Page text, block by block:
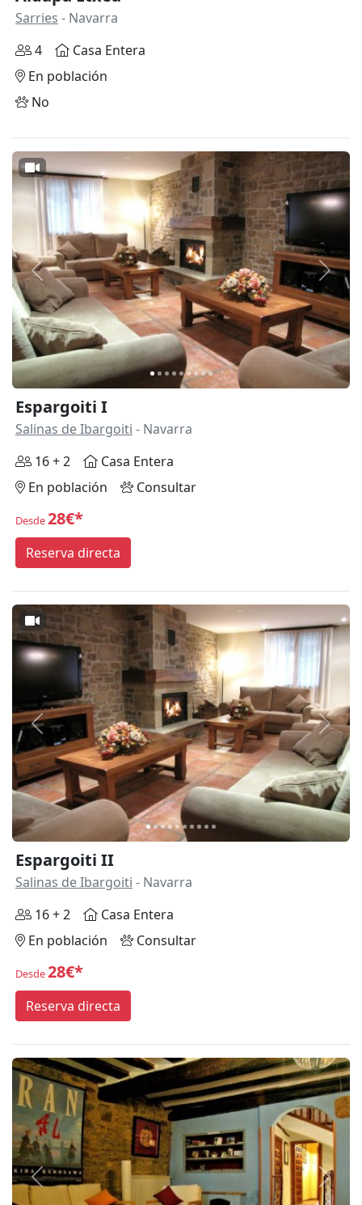
Sarries - Navarra
4
Casa Entera
En población
No
Anterior
Espargoiti I
Salinas de Ibargoiti - Navarra
16 + 2
Casa Entera
En población
Consultar
Desde28€*
Reserva directa
Anterior
Espargoiti II
Salinas de Ibargoiti - Navarra
16 + 2
Casa Entera
En población
Consultar
Desde28€*
Reserva directa
Anterior